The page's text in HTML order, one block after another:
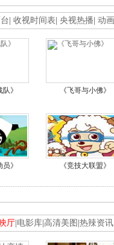
收视时间表 央视热播 动
队》 《飞哥与小佛》
员》 《竞技大联盟》
厅 电影库 高清美图 热辣资讯